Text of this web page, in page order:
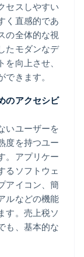
セスしやすい
く直感的であ
の全体的な視
たモダンなデ
向上させ、
きます。
のアクセシビ
いユーザーを
度を持つユー
。アプリケー
るソフトウェ
アイコン、簡
ルなどの機能
す。売上税ソ
も、基本的な